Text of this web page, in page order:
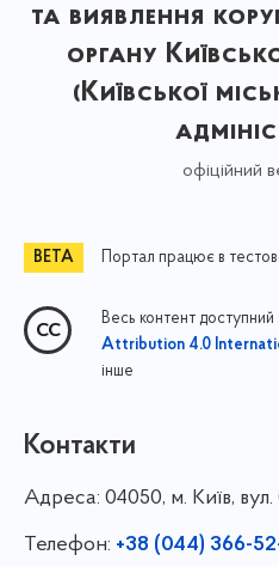
та виявлення
органу
(Київської
офіційний
Портал працює в
Весь контент доступний
Attribution 4.0
інше
Контакти
Адреса: 04050, м. Київ,
Телефон: +38 (044) 366-